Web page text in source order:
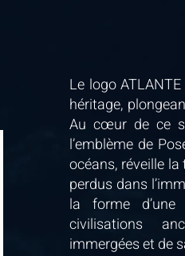
Le logo
héritage,
Au cœur de ce
l’emblème de
océans, réveille
perdus dans
la forme d’une
civilisations
immergées et de